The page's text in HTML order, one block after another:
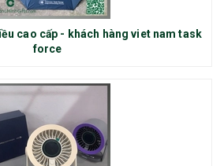
cao cấp - khách hàng viet nam task
force